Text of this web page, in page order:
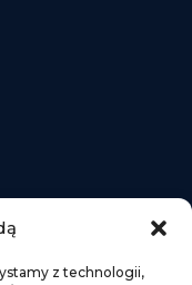
z technologii,